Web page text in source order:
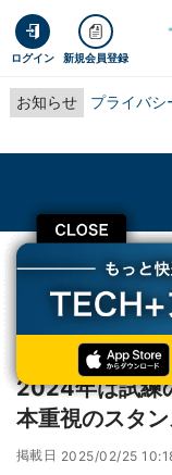
ログイン 新規会員登録
お知らせ プライバシ
TECH+ テクノロジー
2024年は試練の年とな
2024年は試練
本重視のスタ
掲載日 2025/02/25